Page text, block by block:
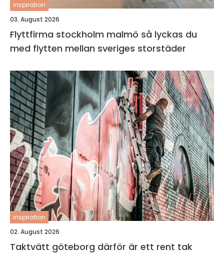
inspiration
03. August 2026
Flyttfirma stockholm malmö så lyckas du
med flytten mellan sveriges storstäder
inspiration
02. August 2026
Taktvätt göteborg därför är ett rent tak